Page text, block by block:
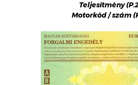
Teljesítmény
Motorkód / szám